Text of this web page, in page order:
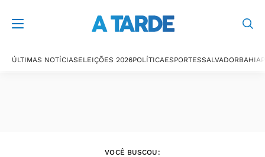
ÚLTIMAS NOTÍCIASELEIÇÕES 2026POLÍTICAESPORTESSALVADORBAHIA
VOCÊ BUSCOU: